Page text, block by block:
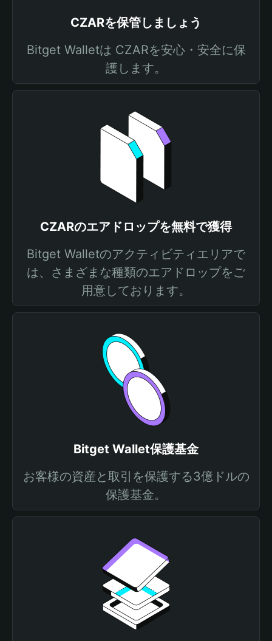
CZARを保管しましょう
Bitget Walletは CZARを安心・安全に保
護します。
CZARのエアドロップを無料で獲得
Bitget Walletのアクティビティエリアで
は、さまざまな種類のエアドロップをご
用意しております。
Bitget Wallet保護基金
お客様の資産と取引を保護する3億ドルの
保護基金。